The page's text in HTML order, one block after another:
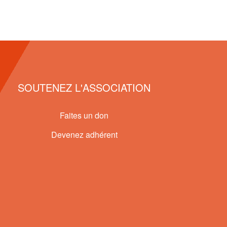
SOUTENEZ L'ASSOCIATION
Faites un don
Devenez adhérent